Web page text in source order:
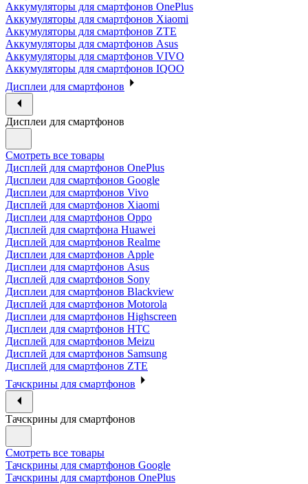
Аккумуляторы для смартфонов OnePlus
Аккумуляторы для смартфонов Xiaomi
Аккумуляторы для смартфонов ZTE
Аккумуляторы для cмартфонов Asus
Аккумуляторы для смартфонов VIVO
Аккумуляторы для смартфонов IQOO
Дисплеи для смартфонов
Дисплеи для смартфонов
Смотреть все товары
Дисплей для смартфонов OnePlus
Дисплеи для смартфонов Google
Дисплеи для смартфонов Vivo
Дисплей для смартфонов Xiaomi
Дисплеи для смартфонов Oppo
Дисплей для смартфона Huawei
Дисплей для смартфонов Realme
Дисплеи для смартфонов Apple
Дисплеи для смартфонов Asus
Дисплей для смартфонов Sony
Дисплеи для смартфонов Blackview
Дисплей для смартфонов Motorola
Дисплеи для смартфонов Highscreen
Дисплеи для смартфонов HTC
Дисплей для смартфонов Meizu
Дисплей для смартфонов Samsung
Дисплей для смартфонов ZTE
Тачскрины для смартфонов
Тачскрины для смартфонов
Смотреть все товары
Тачскрины для смартфонов Google
Тачскрины для смартфонов OnePlus